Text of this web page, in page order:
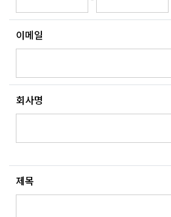
이메일
회사명
제목